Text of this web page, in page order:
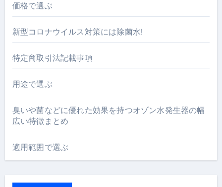
価格で選ぶ
新型コロナウイルス対策には除菌水!
特定商取引法記載事項
用途で選ぶ
臭いや菌などに優れた効果を持つオゾン水発生器の幅
広い特徴まとめ
適用範囲で選ぶ